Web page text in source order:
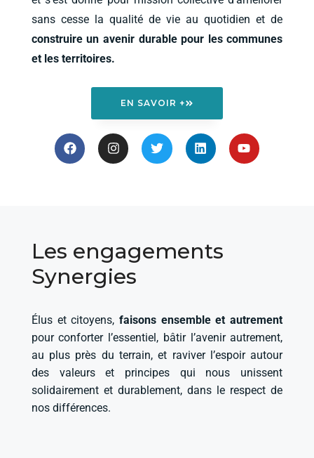
sans cesse la qualité de vie au quotidien et de
construire un avenir durable pour les communes
et les territoires.
EN SAVOIR +
F
a
c
I
n
s
T
w
i
L
i
n
Y
o
u
Les engagements
Synergies
Élus et citoyens, faisons ensemble et autrement
pour conforter l’essentiel, bâtir l’avenir autrement,
au plus près du terrain, et raviver l’espoir autour
des valeurs et principes qui nous unissent
solidairement et durablement, dans le respect de
nos différences.